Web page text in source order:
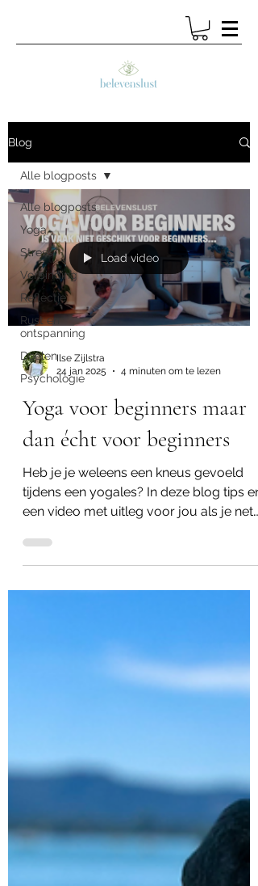
Blog
Alle blogposts
Yoga
Stress
Verbinding
Reflectie
Rust en
ontspanning
Doelen
Psychologie
Alle blogposts
Load video
Ilse Zijlstra
24 jan 2025
4 minuten om te lezen
Yoga voor beginners maar
dan écht voor beginners
Heb je je weleens een kneus gevoeld
tijdens een yogales? In deze blog tips en
een video met uitleg voor jou als je net